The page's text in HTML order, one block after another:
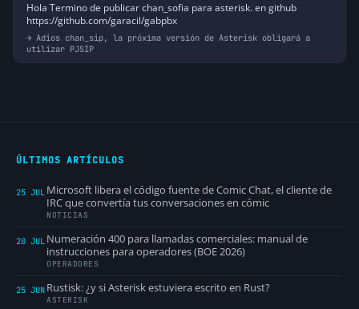
Hola Termino de publicar chan_sofia para asterisk. en github
https://github.com/garacil/gabpbx
Adios chan_sip, la próxima versión de Asterisk obligará a
utilizar PJSIP
ÚLTIMOS ARTÍCULOS
25 JUL Microsoft libera el código fuente de Comic Chat, el cliente de
IRC que convertía tus conversaciones en cómic
NOTICIAS
20 JUL Numeración 400 para llamadas comerciales: manual de
instrucciones para operadores (BOE 2026)
OPERADORES
25 JUN Rustisk: ¿y si Asterisk estuviera escrito en Rust?
ASTERISK